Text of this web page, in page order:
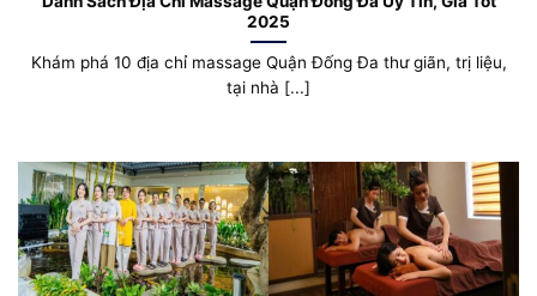
2025
Khám phá 10 địa chỉ massage Quận Đống Đa thư giãn, trị liệu,
tại nhà [...]